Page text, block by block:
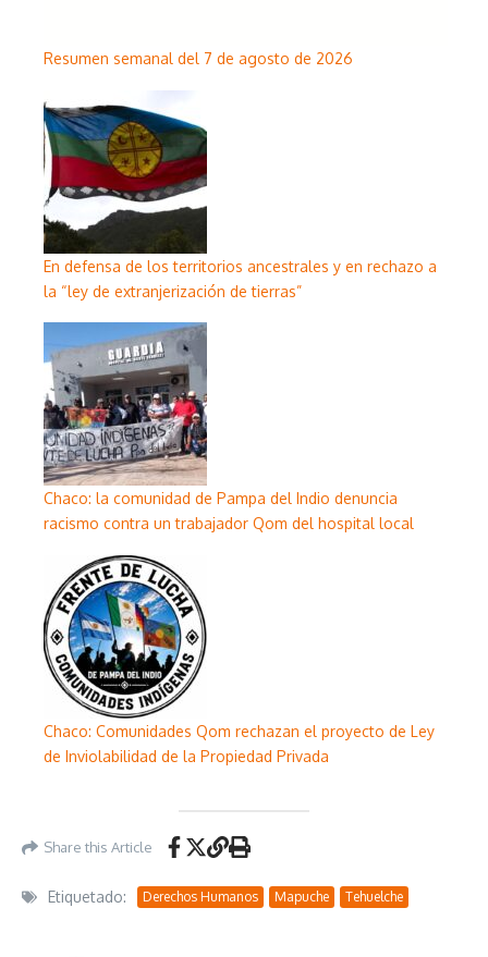
Resumen semanal del 7 de agosto de 2026
En defensa de los territorios ancestrales y en rechazo a
la “ley de extranjerización de tierras”
Chaco: la comunidad de Pampa del Indio denuncia
racismo contra un trabajador Qom del hospital local
Chaco: Comunidades Qom rechazan el proyecto de Ley
de Inviolabilidad de la Propiedad Privada
Share this Article
Etiquetado: Derechos Humanos Mapuche Tehuelche